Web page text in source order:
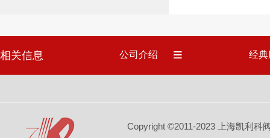
相关信息 公司介绍 经
Copyright ©2011-2023 上海凯利科